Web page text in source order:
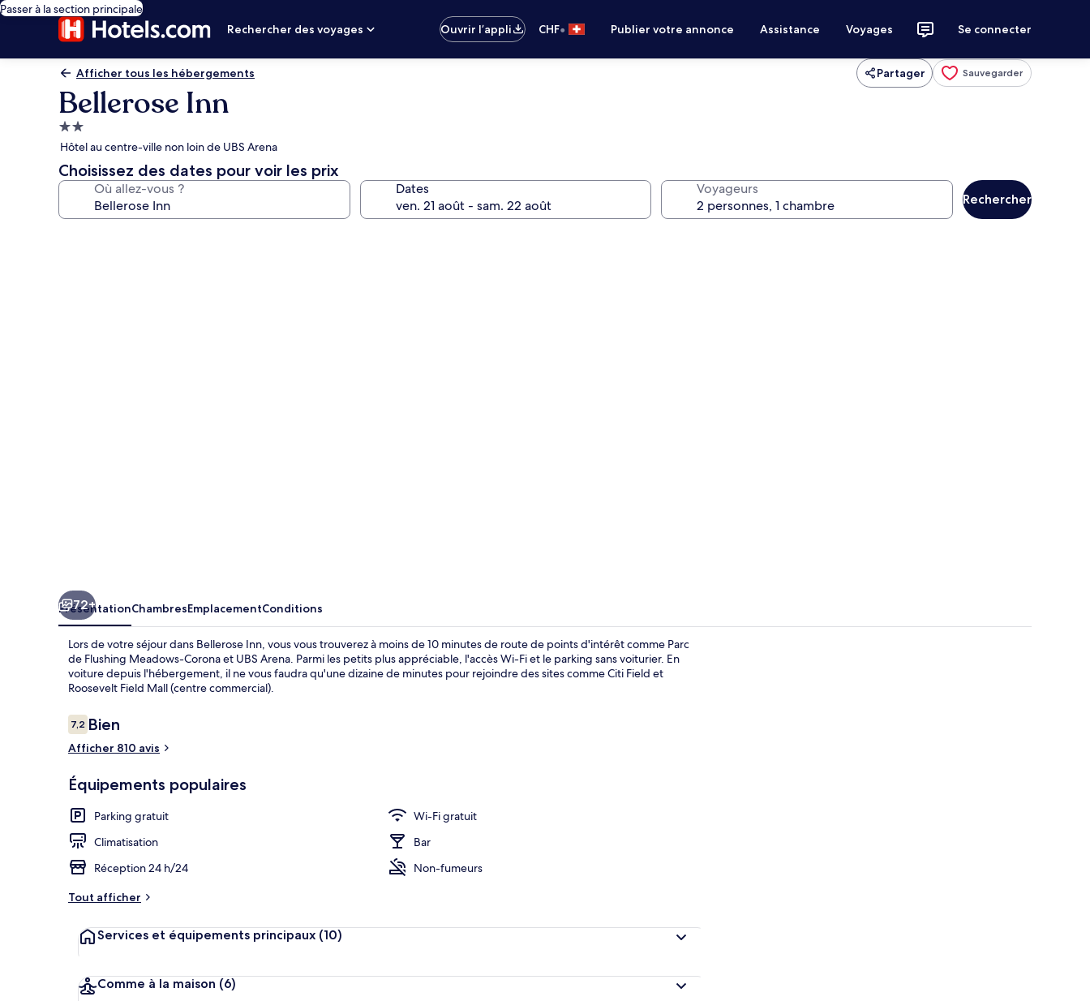
Passer à la section principale
Rechercher des voyages
Ouvrir l’appli CHF• Publier votre annonce Assistance Voyages Se connecter
Afficher tous les hébergements Partager Sauvegarder
Bellerose Inn
Hébergement
2.0 étoiles
Hôtel au centre-ville non loin de UBS Arena
Choisissez des dates pour voir les prix
Où allez-vous ? Dates Voyageurs
Rechercher
72+
PrésentationChambresEmplacementConditions
Lors de votre séjour dans Bellerose Inn, vous vous trouverez à moins de 10 minutes de route de points d'intérêt comme Parc
de Flushing Meadows-Corona et UBS Arena. Parmi les petits plus appréciable, l'accès Wi-Fi et le parking sans voiturier. En
voiture depuis l'hébergement, il ne vous faudra qu'une dizaine de minutes pour rejoindre des sites comme Citi Field et
Roosevelt Field Mall (centre commercial).
Avis
voyageurs
7,27,2 sur 10
Bien
Afficher 810 avis
Équipements populaires
Parking gratuit
Wi-Fi gratuit
Climatisation
Bar
Réception 24 h/24
Non-fumeurs
Tout afficher
Services et équipements principaux (10)
Comme à la maison (6)